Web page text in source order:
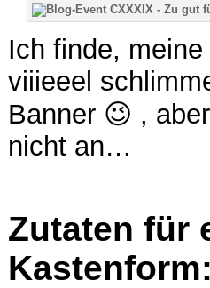
Ich finde,
viiieeel
Banner 😉 ,
nicht an…
Zutaten für